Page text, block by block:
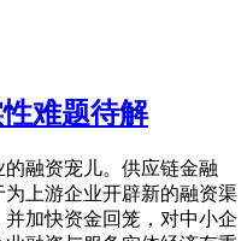
难题待解
融资宠儿。供应链金融
上游企业开辟新的融资渠
加快资金回笼，对中小企